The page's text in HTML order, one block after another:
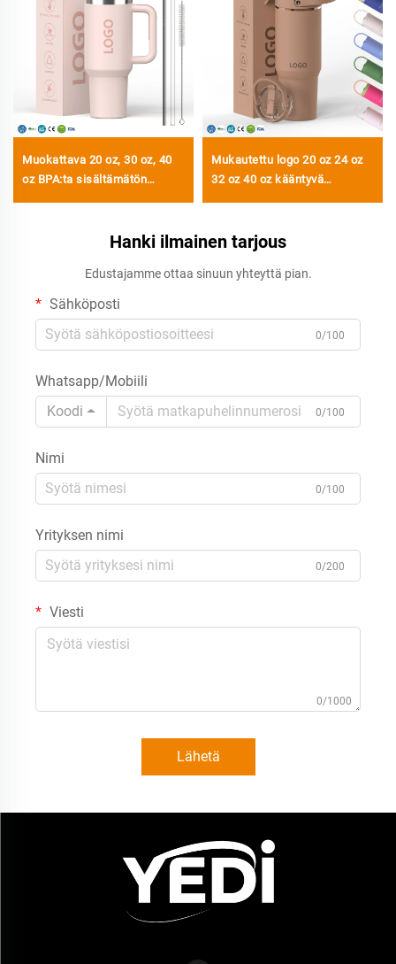
Muokattava 20 oz, 30 oz, 40
oz BPA:ta sisältämätön
valmistettu kuppi/kannu
pajulla ja kahvalla
matkakäyttöön
Mukautettu logo 20 oz 24 oz
32 oz 40 oz kääntyvä
ruostumattomasta
muki
Hanki ilmainen tarjous
Edustajamme ottaa sinuun yhteyttä pian.
Sähköposti
0/100
Whatsapp/Mobiili
Koodi
0/100
Nimi
0/100
Yrityksen nimi
0/200
Viesti
0/1000
Lähetä